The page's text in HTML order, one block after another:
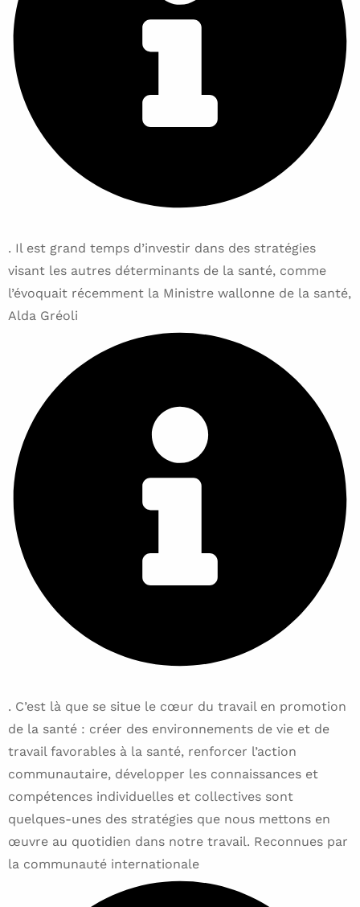
. Il est grand temps d’investir dans des stratégies
visant les autres déterminants de la santé, comme
l’évoquait récemment la Ministre wallonne de la santé,
Alda Gréoli
. C’est là que se situe le cœur du travail en promotion
de la santé : créer des environnements de vie et de
travail favorables à la santé, renforcer l’action
communautaire, développer les connaissances et
compétences individuelles et collectives sont
quelques-unes des stratégies que nous mettons en
œuvre au quotidien dans notre travail. Reconnues par
la communauté internationale